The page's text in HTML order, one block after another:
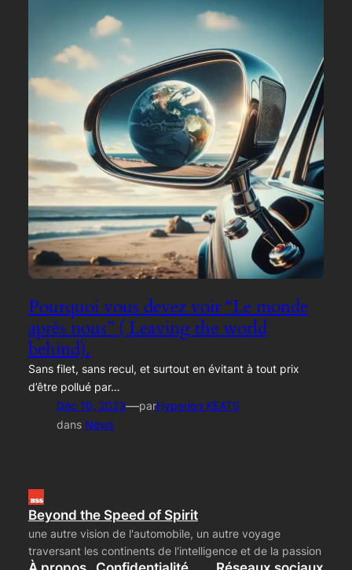
Pourquoi vous devez voir “Le monde
après nous” ( Leaving the world
behind).
Sans filet, sans recul, et surtout en évitant à tout prix
d’être pollué par…
Déc 10, 2023—parHyperion KEATS
dans News
Beyond the Speed of Spirit
une autre vision de l'automobile, un autre voyage
traversant les continents de l'intelligence et de la passion